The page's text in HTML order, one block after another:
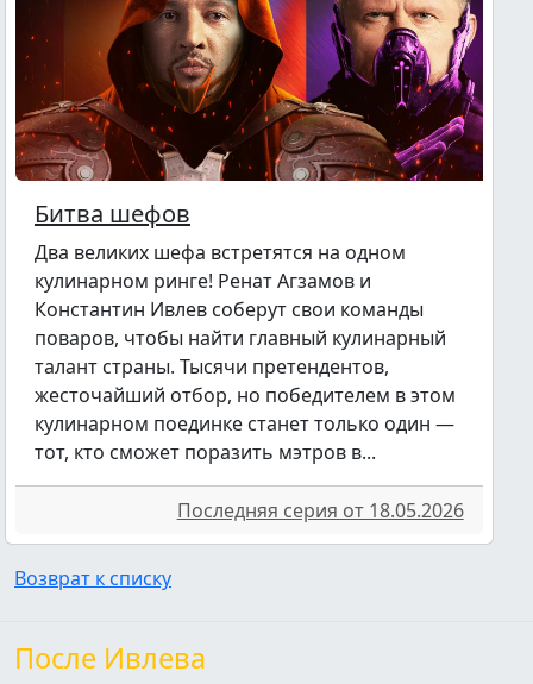
Битва шефов
Два великих шефа встретятся на одном
кулинарном ринге! Ренат Агзамов и
Константин Ивлев соберут свои команды
поваров, чтобы найти главный кулинарный
талант страны. Тысячи претендентов,
жесточайший отбор, но победителем в этом
кулинарном поединке станет только один —
тот, кто сможет поразить мэтров в...
Последняя серия от 18.05.2026
Возврат к списку
После Ивлева